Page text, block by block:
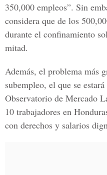
350,000 empleos”. Sin
considera que de los
durante el confinamiento
mitad.
Además, el problema más
subempleo, el que se
Observatorio de Mercado
10 trabajadores en
con derechos y salarios